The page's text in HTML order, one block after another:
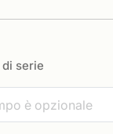
di serie